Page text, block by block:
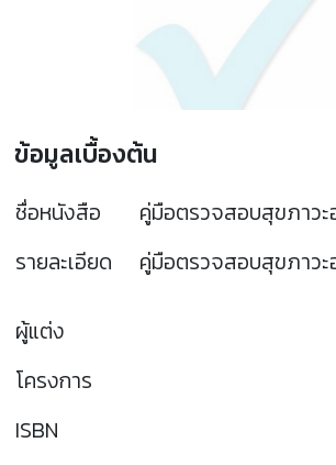
ข้อมูลเบื้องต้น
ชื่อหนังสือ
คู่มือตรวจสอบสุขภาวะ
รายละเอียด
คู่มือตรวจสอบสุขภาวะ
ผู้แต่ง
โครงการ
ISBN